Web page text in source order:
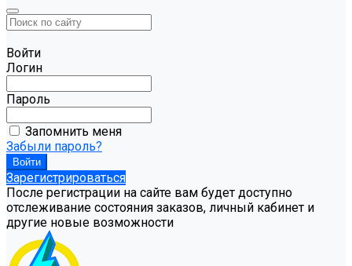
Войти
Логин
Пароль
Запомнить меня
Забыли пароль?
Зарегистрироваться
После регистрации на сайте вам будет доступно
отслеживание состояния заказов, личный кабинет и
другие новые возможности